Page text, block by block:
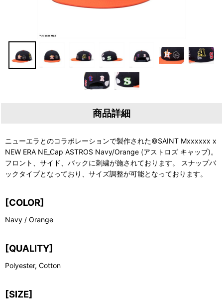
商品詳細
ニューエラとのコラボレーションで製作された©SAINT Mxxxxxx x
NEW ERA NE_Cap ASTROS Navy/Orange (アストロズ キャップ)。
フロント、サイド、バックに刺繍が施されております。 スナップバ
ックタイプとなっており、サイズ調整が可能となっております。
[COLOR]
Navy / Orange
[QUALITY]
Polyester, Cotton
[SIZE]